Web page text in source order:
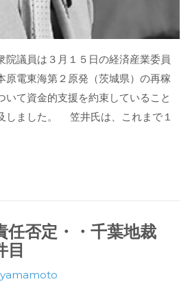
議員は３月１５日の経済産業委員
原電東海第２原発（茨城県）の再稼
いて資金的支援を約束していること
しました。 笠井氏は、これまで１
否定・・千葉地裁
目
yamamoto